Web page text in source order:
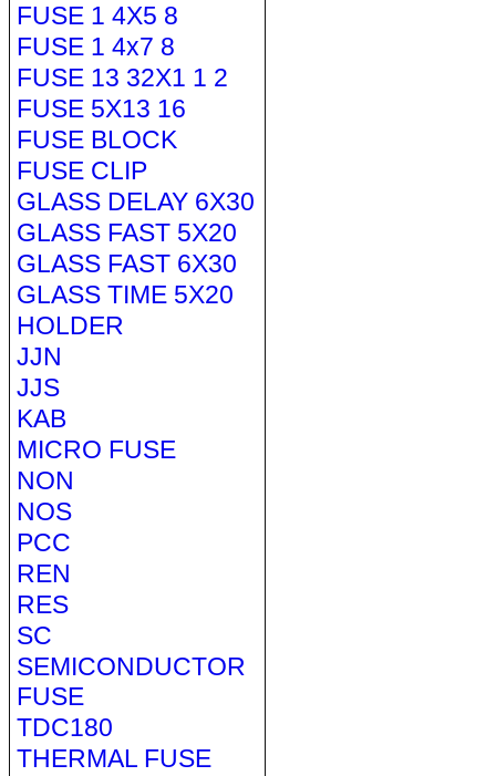
FUSE 1 4X5 8
FUSE 1 4x7 8
FUSE 13 32X1 1 2
FUSE 5X13 16
FUSE BLOCK
FUSE CLIP
GLASS DELAY 6X30
GLASS FAST 5X20
GLASS FAST 6X30
GLASS TIME 5X20
HOLDER
JJN
JJS
KAB
MICRO FUSE
NON
NOS
PCC
REN
RES
SC
SEMICONDUCTOR
FUSE
TDC180
THERMAL FUSE